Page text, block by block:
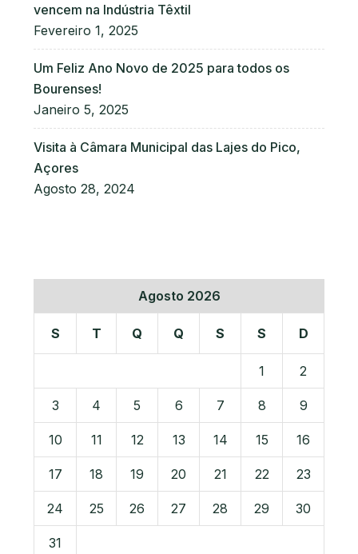
vencem na Indústria Têxtil
Fevereiro 1, 2025
Um Feliz Ano Novo de 2025 para todos os
Bourenses!
Janeiro 5, 2025
Visita à Câmara Municipal das Lajes do Pico,
Açores
Agosto 28, 2024
Agosto 2026
S T Q Q S S D
1 2
3 4 5 6 7 8 9
10 11 12 13 14 15 16
17 18 19 20 21 22 23
24 25 26 27 28 29 30
31